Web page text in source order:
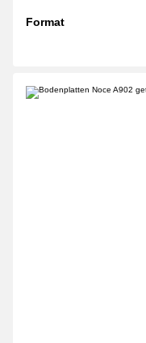
Format